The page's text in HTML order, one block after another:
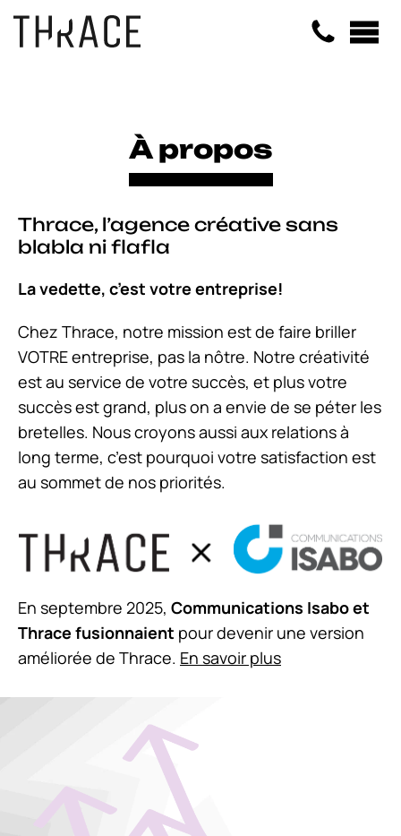
À propos
Thrace, l’agence créative sans
blabla ni flafla
La vedette, c’est votre entreprise!
Chez Thrace, notre mission est de faire briller
VOTRE entreprise, pas la nôtre. Notre créativité
est au service de votre succès, et plus votre
succès est grand, plus on a envie de se péter les
bretelles. Nous croyons aussi aux relations à
long terme, c’est pourquoi votre satisfaction est
au sommet de nos priorités.
En septembre 2025, Communications Isabo et
Thrace fusionnaient pour devenir une version
améliorée de Thrace. En savoir plus